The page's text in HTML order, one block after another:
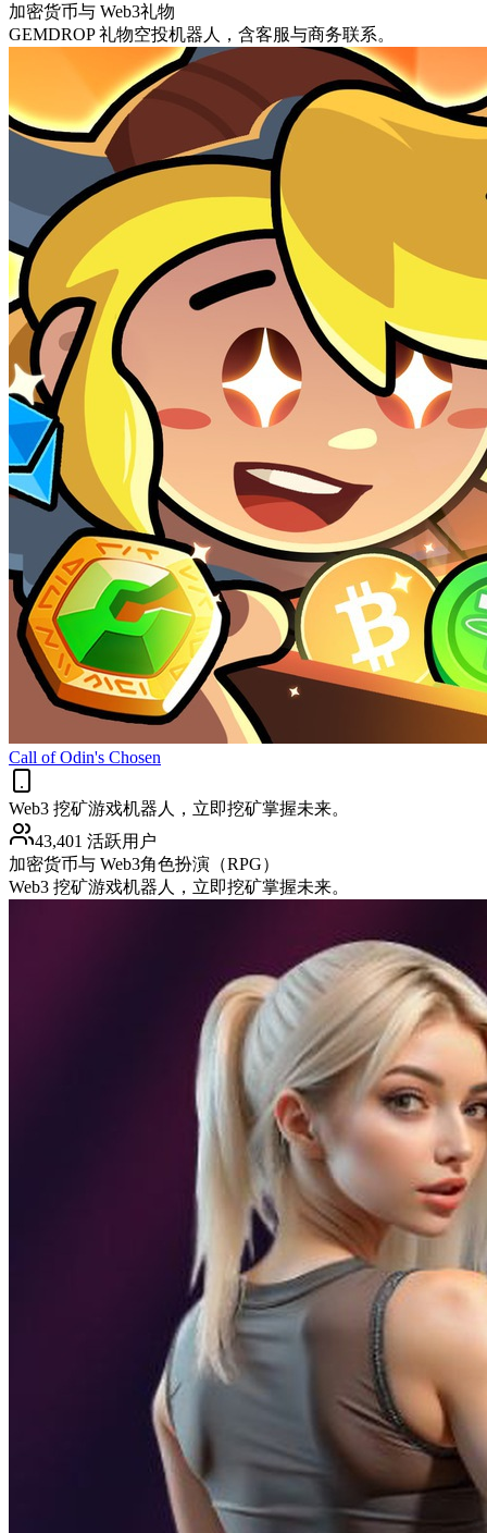
加密货币与 Web3礼物
GEMDROP 礼物空投机器人，含客服与商务联系。
Call of Odin's Chosen
Web3 挖矿游戏机器人，立即挖矿掌握未来。
43,401 活跃用户
加密货币与 Web3角色扮演（RPG）
Web3 挖矿游戏机器人，立即挖矿掌握未来。